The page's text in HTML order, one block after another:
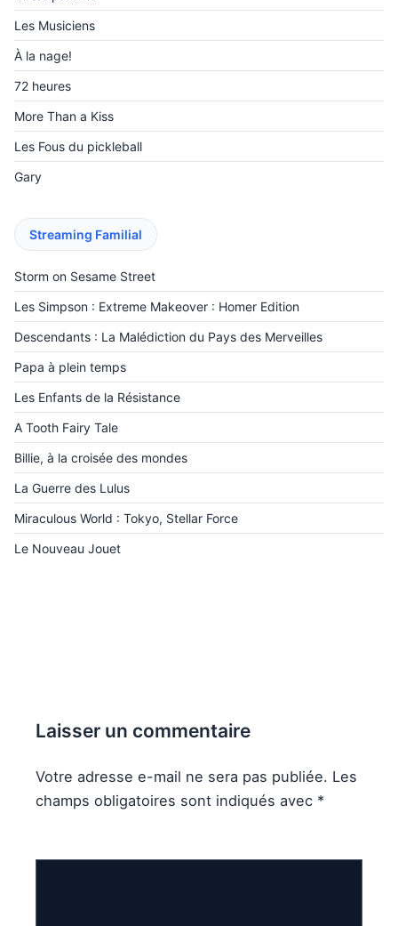
Les Musiciens
À la nage!
72 heures
More Than a Kiss
Les Fous du pickleball
Gary
Streaming Familial
Storm on Sesame Street
Les Simpson : Extreme Makeover : Homer Edition
Descendants : La Malédiction du Pays des Merveilles
‎Papa à plein temps
Les Enfants de la Résistance
A Tooth Fairy Tale
Billie, à la croisée des mondes
La Guerre des Lulus
Miraculous World : Tokyo, Stellar Force
Le Nouveau Jouet
Laisser un commentaire
Votre adresse e-mail ne sera pas publiée. Les
champs obligatoires sont indiqués avec *